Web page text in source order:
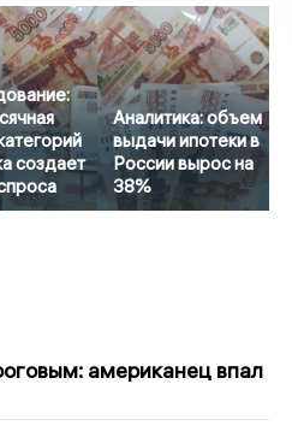
создает
Аналитика: объем
выдачи ипотеки в
России вырос на
38%
американец впал